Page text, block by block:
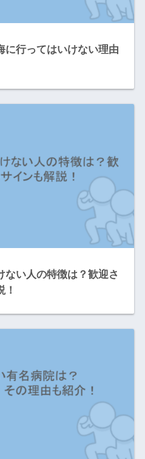
に行ってはいけない理由
ない人の特徴は？歓迎さ